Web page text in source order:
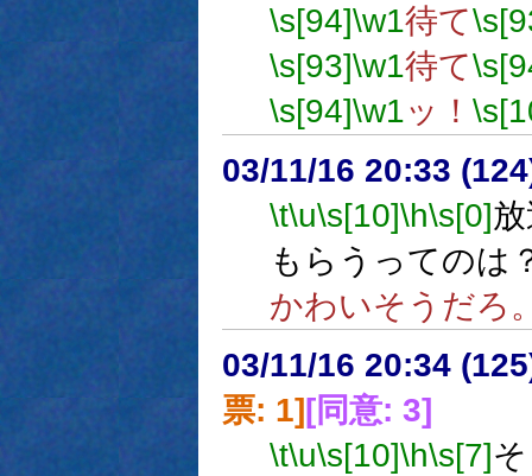
\s[94]\w1待て
\s[93]\w1待て
\s[94]\w1ッ！
03/11/16 20:33
\t\u\s[10]\h\s[0]
もらうってのは
かわいそうだろ
03/11/16 20:34
票: 1] [同意: 3]
\t\u\s[10]\h\s[7]